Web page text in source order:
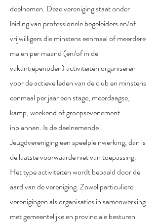
deelnemen. Deze vereniging staat onder
leiding van professionele begeleiders en/of
vrijwilligers die minstens eenmaal of meerdere
malen per maand (en/of in de
vakantieperioden) activiteiten organiseren
voor de actieve leden van de club en minstens
eenmaal per jaar een stage, meerdaagse,
kamp, weekend of groepsevenement
inplannen. Is de deelnemende
Jeugdvereniging een speelpleinwerking, dan is
de laatste voorwaarde niet van toepassing.
Het type activiteiten wordt bepaald door de
aard van de vereniging. Zowel particuliere
verenigingen als organisaties in samenwerking
met gemeentelijke en provinciale besturen